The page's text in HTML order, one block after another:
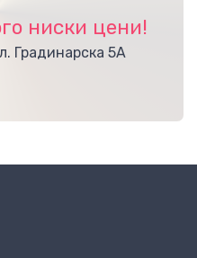
ниски цени!
Градинарска 5А